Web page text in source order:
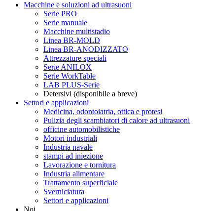
Macchine e soluzioni ad ultrasuoni
Serie PRO
Serie manuale
Macchine multistadio
Linea BR-MOLD
Linea BR-ANODIZZATO
Attrezzature speciali
Serie ANILOX
Serie WorkTable
LAB PLUS-Serie
Detersivi (disponibile a breve)
Settori e applicazioni
Medicina, odontoiatria, ottica e protesi
Pulizia degli scambiatori di calore ad ultrasuoni
officine automobilistiche
Motori industriali
Industria navale
stampi ad iniezione
Lavorazione e tornitura
Industria alimentare
Trattamento superficiale
Sverniciatura
Settori e applicazioni
Noi